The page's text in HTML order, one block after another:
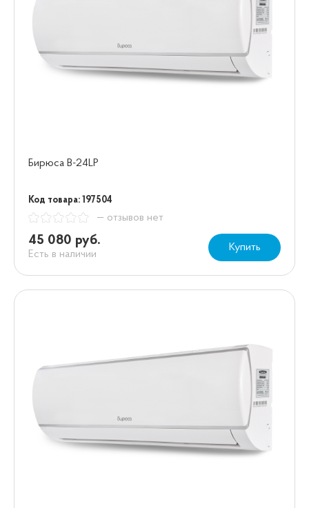
Бирюса B-24LP
Код товара: 197504
— отзывов нет
45 080 руб.
Есть в наличии
Купить